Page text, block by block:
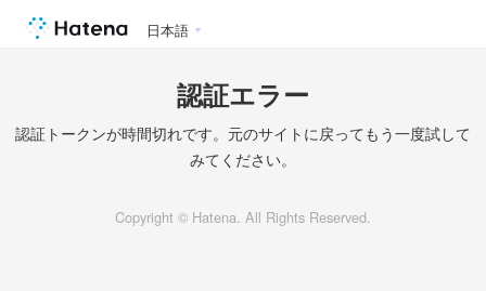
日本語
認証エラー
認証トークンが時間切れです。元のサイトに戻ってもう一度試して
みてください。
Copyright © Hatena. All Rights Reserved.